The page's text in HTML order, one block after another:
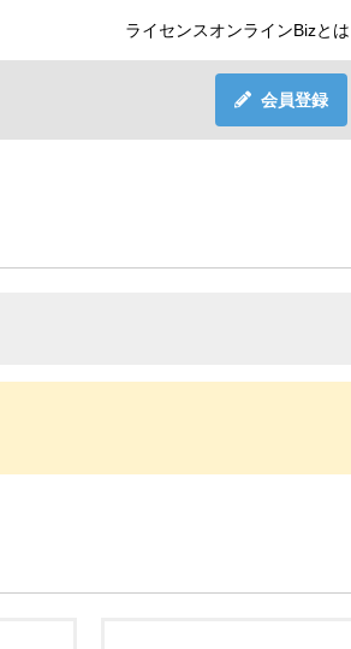
ライセンスオンラインBizとは
会員登録